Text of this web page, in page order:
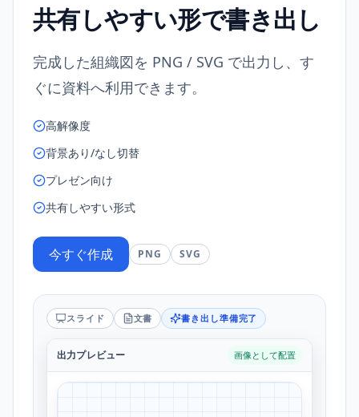
共有しやすい形で書き出し
完成した組織図を PNG / SVG で出力し、す
ぐに資料へ利用できます。
高解像度
背景あり/なし切替
プレゼン向け
共有しやすい形式
今すぐ作成 PNG SVG
スライド 文書 書き出し準備完了
出力プレビュー 画像として配置